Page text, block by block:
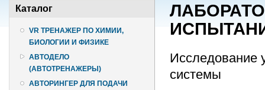
Каталог
VR ТРЕНАЖЕР ПО ХИМИИ,
БИОЛОГИИ И ФИЗИКЕ
АВТОДЕЛО
(АВТОТРЕНАЖЕРЫ)
АВТОРИНГЕР ДЛЯ ПОДАЧИ
Исследование
системы